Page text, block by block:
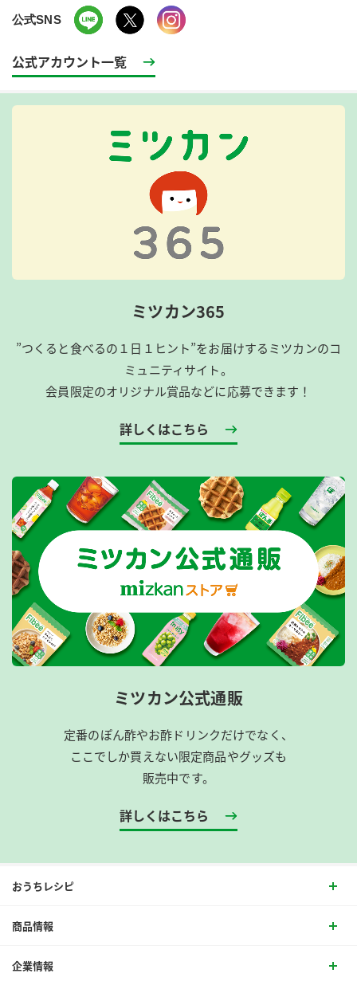
公式SNS
公式アカウント一覧
ミツカン365
”つくると食べるの１日１ヒント”をお届けするミツカンのコ
ミュニティサイト。
会員限定のオリジナル賞品などに応募できます！
詳しくはこちら
ミツカン公式通販
定番のぽん酢やお酢ドリンクだけでなく、
ここでしか買えない限定商品やグッズも
販売中です。
詳しくはこちら
おうちレシピ
商品情報
企業情報